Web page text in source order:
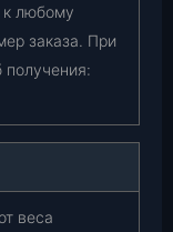
к любому
заказа. При
получения:
веса